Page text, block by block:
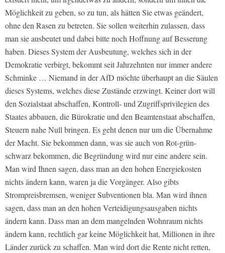
Möglichkeit zu geben, so zu tun, als hätten Sie etwas geändert,
ohne den Rasen zu betreten. Sie sollen weiterhin zulassen, dass
man sie ausbeutet und dabei bitte noch Hoffnung auf Besserung
haben. Dieses System der Ausbeutung, welches sich in der
Demokratie verbirgt, bekommt seit Jahrzehnten nur immer andere
Schminke … Niemand in der AfD möchte überhaupt an die Säulen
dieses Systems, welches diese Zustände erzwingt. Keiner dort will
den Sozialstaat abschaffen, Kontroll- und Zugriffsprivilegien des
Staates abbauen, die Bürokratie und den Beamtenstaat abschaffen,
Steuern nahe Null bringen. Es geht denen nur um die Übernahme
der Macht. Sie bekommen dann, was sie auch von Rot-grün-
schwarz bekommen, die Begründung wird nur eine andere sein.
Man wird Ihnen sagen, dass man an den hohen Energiekosten
nichts ändern kann, waren ja die Vorgänger. Also gibts
Strompreisbremsen, weniger Subventionen bla. Man wird ihnen
sagen, dass man an den hohen Verteidigungsausgaben nichts
ändern kann. Dass man an dem mangelnden Wohnraum nichts
ändern kann, rechtlich gar keine Möglichkeit hat, Millionen in ihre
Länder zurück zu schaffen. Man wird dort die Rente nicht retten,